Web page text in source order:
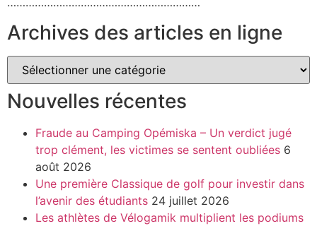
Archives des articles en ligne
Nouvelles récentes
Fraude au Camping Opémiska – Un verdict jugé
trop clément, les victimes se sentent oubliées 6
août 2026
Une première Classique de golf pour investir dans
l’avenir des étudiants 24 juillet 2026
Les athlètes de Vélogamik multiplient les podiums